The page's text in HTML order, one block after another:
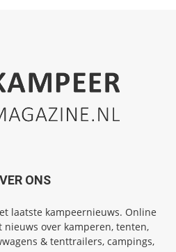
ONS
laatste kampeernieuws. Online
nieuws over kamperen, tenten,
& tenttrailers, campings,